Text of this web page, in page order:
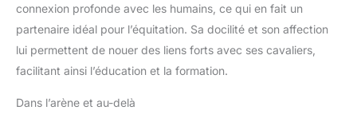
connexion profonde avec les humains, ce qui en fait un
partenaire idéal pour l’équitation. Sa docilité et son affection
lui permettent de nouer des liens forts avec ses cavaliers,
facilitant ainsi l’éducation et la formation.
Dans l’arène et au-delà